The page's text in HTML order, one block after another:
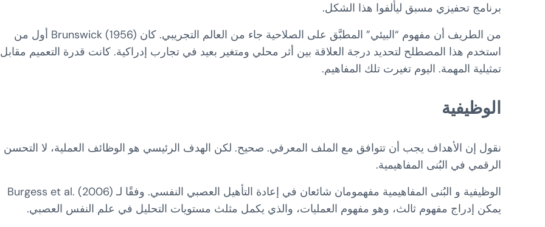
برنامج تحفيزي مسبق ليألفوا هذا الشكل.
من الطريف أن مفهوم “البيئي” المطبَّق على الصلاحية جاء من العالم التجريبي. كان Brunswick (1956) أول من
استخدم هذا المصطلح لتحديد درجة العلاقة بين أثر محلي ومتغير بعيد في تجارب إدراكية. كانت قدرة التعميم مقابل
تمثيلية المهمة. اليوم تغيرت تلك المفاهيم.
الوظيفية
نقول إن الأهداف يجب أن تتوافق مع الملف المعرفي. صحيح. لكن الهدف الرئيسي هو الوظائف العملية، لا التحسن
الرقمي في البُنى المفاهيمية.
الوظيفية و البُنى المفاهيمية مفهمومان شائعان في إعادة التأهيل العصبي النفسي. وفقًا لـ Burgess et al. (2006)
يمكن إدراج مفهوم ثالث، وهو مفهوم العمليات، والذي يكمل مثلث مستويات التحليل في علم النفس العصبي.